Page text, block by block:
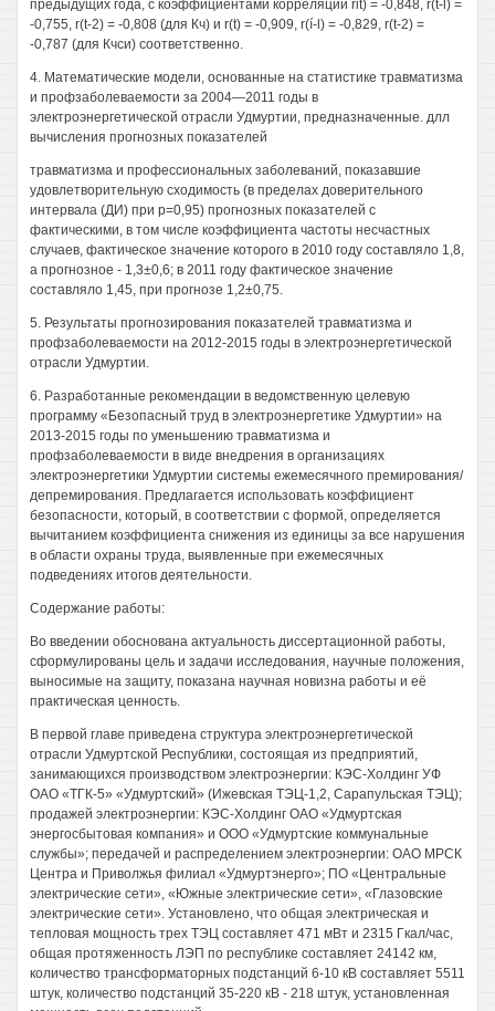
предыдущих года, с коэффициентами корреляции rit) = -0,848, r(t-l) =
-0,755, r(t-2) = -0,808 (для Кч) и r(t) = -0,909, r(í-l) = -0,829, r(t-2) =
-0,787 (для Кчси) соответственно.
4. Математические модели, основанные на статистике травматизма
и профзаболеваемости за 2004—2011 годы в
электроэнергетической отрасли Удмуртии, предназначенные. длл
вычисления прогнозных показателей
травматизма и профессиональных заболеваний, показавшие
удовлетворительную сходимость (в пределах доверительного
интервала (ДИ) при р=0,95) прогнозных показателей с
фактическими, в том числе коэффициента частоты несчастных
случаев, фактическое значение которого в 2010 году составляло 1,8,
а прогнозное - 1,3±0,6; в 2011 году фактическое значение
составляло 1,45, при прогнозе 1,2±0,75.
5. Результаты прогнозирования показателей травматизма и
профзаболеваемости на 2012-2015 годы в электроэнергетической
отрасли Удмуртии.
6. Разработанные рекомендации в ведомственную целевую
программу «Безопасный труд в электроэнергетике Удмуртии» на
2013-2015 годы по уменьшению травматизма и
профзаболеваемости в виде внедрения в организациях
электроэнергетики Удмуртии системы ежемесячного премирования/
депремирования. Предлагается использовать коэффициент
безопасности, который, в соответствии с формой, определяется
вычитанием коэффициента снижения из единицы за все нарушения
в области охраны труда, выявленные при ежемесячных
подведениях итогов деятельности.
Содержание работы:
Во введении обоснована актуальность диссертационной работы,
сформулированы цель и задачи исследования, научные положения,
выносимые на защиту, показана научная новизна работы и её
практическая ценность.
В первой главе приведена структура электроэнергетической
отрасли Удмуртской Республики, состоящая из предприятий,
занимающихся производством электроэнергии: КЭС-Холдинг УФ
ОАО «ТГК-5» «Удмуртский» (Ижевская ТЭЦ-1,2, Сарапульская ТЭЦ);
продажей электроэнергии: КЭС-Холдинг ОАО «Удмуртская
энергосбытовая компания» и ООО «Удмуртские коммунальные
службы»; передачей и распределением электроэнергии: ОАО МРСК
Центра и Приволжья филиал «Удмуртэнерго»; ПО «Центральные
электрические сети», «Южные электрические сети», «Глазовские
электрические сети». Установлено, что общая электрическая и
тепловая мощность трех ТЭЦ составляет 471 мВт и 2315 Гкал/час,
общая протяженность ЛЭП по республике составляет 24142 км,
количество трансформаторных подстанций 6-10 кВ составляет 5511
штук, количество подстанций 35-220 кВ - 218 штук, установленная